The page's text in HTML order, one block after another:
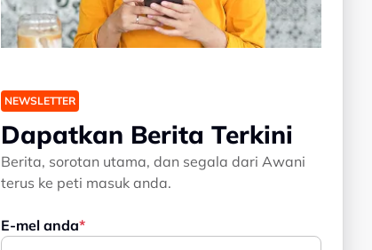
NEWSLETTER
Dapatkan Berita Terkini
Berita, sorotan utama, dan segala dari Awani
terus ke peti masuk anda.
E-mel anda